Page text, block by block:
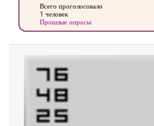
Всего проголосовало
1 человек
Прошлые опросы